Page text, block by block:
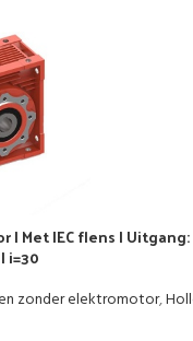
| Met IEC flens | Uitgang:
i=30
zonder elektromotor,